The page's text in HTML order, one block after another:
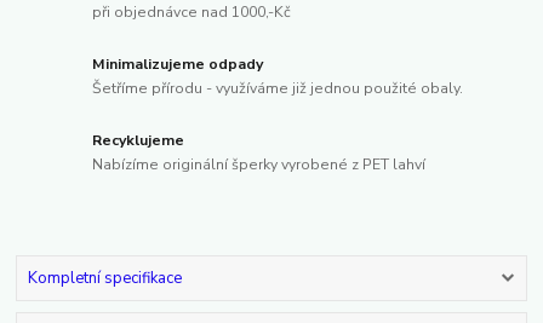
při objednávce nad 1000,-Kč
Minimalizujeme odpady
Šetříme přírodu - využíváme již jednou použité obaly.
Recyklujeme
Nabízíme originální šperky vyrobené z PET lahví
Kompletní specifikace